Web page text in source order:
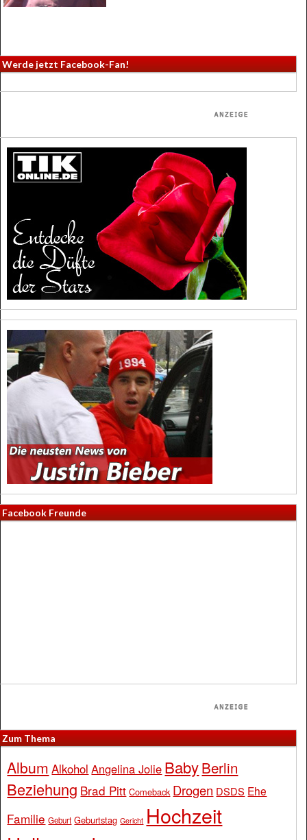
Werde jetzt Facebook-Fan!
Facebook Freunde
Zum Thema
Album Alkohol Angelina Jolie BabyBerlin
Beziehung Brad Pitt Comeback Drogen DSDS Ehe
Familie Geburt Geburtstag Gericht Hochzeit